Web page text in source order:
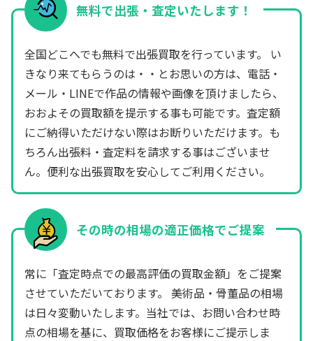
無料で出張・査定いたします！
全国どこへでも無料で出張買取を行っています。 い
きなり来てもらうのは・・とお思いの方は、電話・
メール・LINEで作品の情報や画像を頂けましたら、
おおよその買取額を提示する事も可能です。査定額
にご納得いただけない際はお断りいただけます。も
ちろん出張料・査定料を請求する事はございませ
ん。便利な出張買取を安心してご利用ください。
その時の相場の適正価格でご提案
常に「査定時点での最高評価の買取金額」をご提案
させていただいております。 美術品・骨董品の相場
は日々変動いたします。当社では、お問い合わせ時
点の相場を基に、買取価格をお客様にご提示しま